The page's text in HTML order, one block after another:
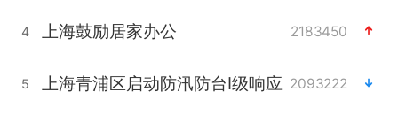
4 上海鼓励居家办公 2183450
5 上海青浦区启动防汛防台Ⅰ级响应 2093222